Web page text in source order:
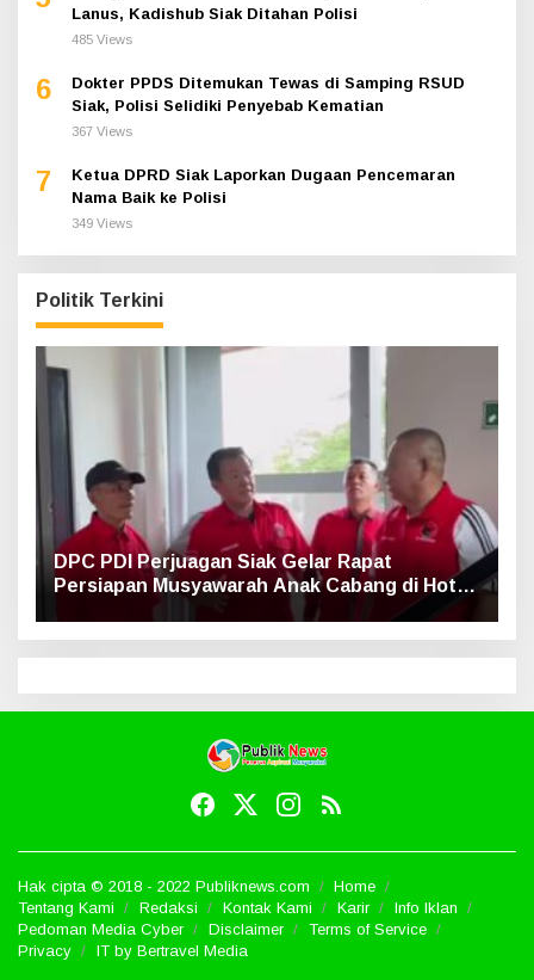
Lanus, Kadishub Siak Ditahan Polisi
485 Views
6
Dokter PPDS Ditemukan Tewas di Samping RSUD
Siak, Polisi Selidiki Penyebab Kematian
367 Views
7
Ketua DPRD Siak Laporkan Dugaan Pencemaran
Nama Baik ke Polisi
349 Views
Politik Terkini
DPC PDI Perjuagan Siak Gelar Rapat
Persiapan Musyawarah Anak Cabang di Hotel
Hak cipta © 2018 - 2022 Publiknews.com
Home
Tentang Kami
Redaksi Kontak Kami Karir
Info Iklan
Pedoman Media Cyber
Disclaimer
Terms of Service
Privacy
IT by Bertravel Media